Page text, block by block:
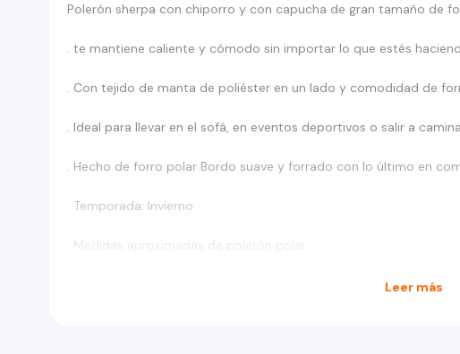
Polerón sherpa con chiporro y con capucha de gran tamaño de
. te mantiene caliente y cómodo sin importar lo que estés
. Con tejido de manta de poliéster en un lado y comodidad de
. Ideal para llevar en el sofá, en eventos deportivos o salir a
. Hecho de forro polar Bordo suave y forrado con lo último en
. Temporada: Invierno
Leer más